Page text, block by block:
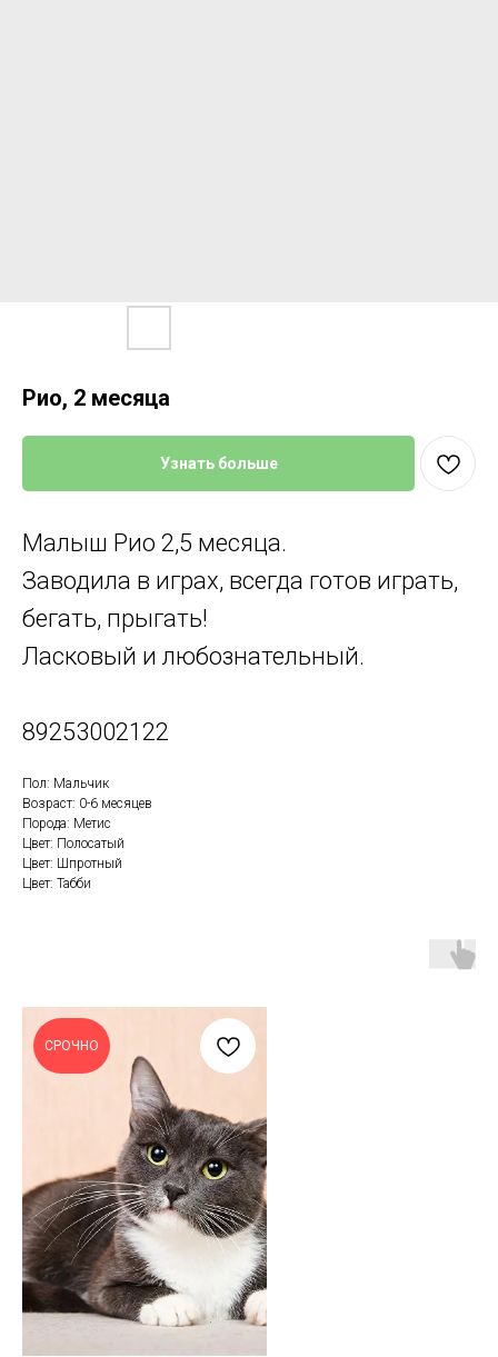
Рио, 2 месяца
Узнать больше
Малыш Рио 2,5 месяца.
Заводила в играх, всегда готов играть,
бегать, прыгать!
Ласковый и любознательный.
89253002122
Пол: Мальчик
Возраст: 0-6 месяцев
Порода: Метис
Цвет: Полосатый
Цвет: Шпротный
Цвет: Табби
СРОЧНО